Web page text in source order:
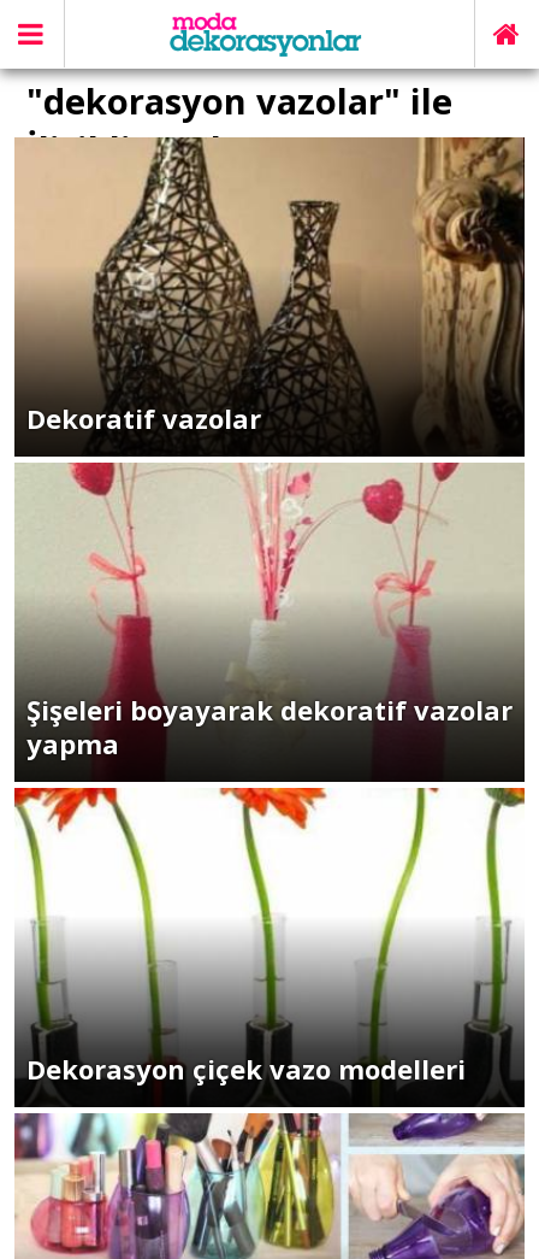
"dekorasyon vazolar" ile
İlişikli yazılar
Dekoratif vazolar
Şişeleri boyayarak dekoratif vazolar
yapma
Dekorasyon çiçek vazo modelleri